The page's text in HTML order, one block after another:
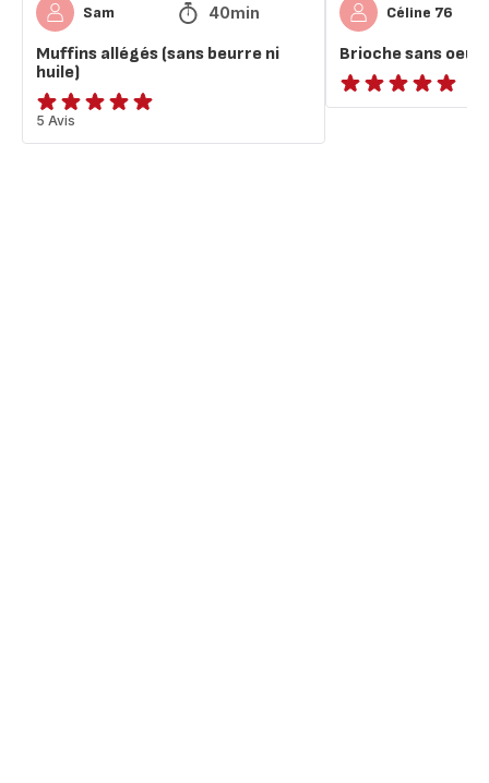
Sam 40min
Muffins allégés (sans beurre ni
huile)
Avis
5
5 Avis
Céline 76
Brioche sans oeuf
ratings.NaN